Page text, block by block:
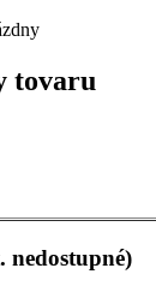
tovaru
nedostupné)